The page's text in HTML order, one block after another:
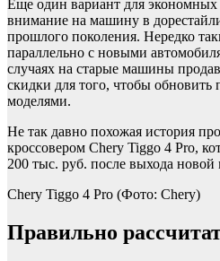
Еще один вариант для
внимание на машину в
прошлого поколения. Нередко
параллельно с новыми
случаях на старые машины
скидки для того, чтобы
моделями.
Не так давно похожая история
кроссовером Chery Tiggo 4 Pro,
200 тыс. руб. после выхода новой
Chery Tiggo 4 Pro (Фото: Chery)
Правильно